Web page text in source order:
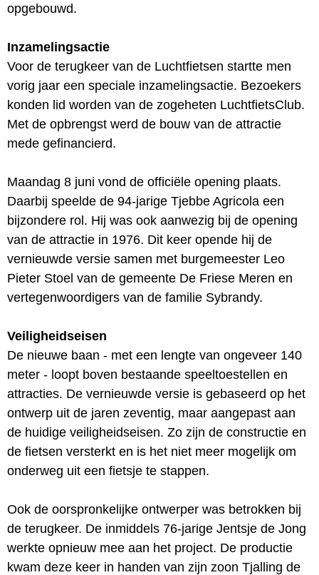
opgebouwd.
Inzamelingsactie
Voor de terugkeer van de Luchtfietsen startte men
vorig jaar een speciale inzamelingsactie. Bezoekers
konden lid worden van de zogeheten LuchtfietsClub.
Met de opbrengst werd de bouw van de attractie
mede gefinancierd.
Maandag 8 juni vond de officiële opening plaats.
Daarbij speelde de 94-jarige Tjebbe Agricola een
bijzondere rol. Hij was ook aanwezig bij de opening
van de attractie in 1976. Dit keer opende hij de
vernieuwde versie samen met burgemeester Leo
Pieter Stoel van de gemeente De Friese Meren en
vertegenwoordigers van de familie Sybrandy.
Veiligheidseisen
De nieuwe baan - met een lengte van ongeveer 140
meter - loopt boven bestaande speeltoestellen en
attracties. De vernieuwde versie is gebaseerd op het
ontwerp uit de jaren zeventig, maar aangepast aan
de huidige veiligheidseisen. Zo zijn de constructie en
de fietsen versterkt en is het niet meer mogelijk om
onderweg uit een fietsje te stappen.
Ook de oorspronkelijke ontwerper was betrokken bij
de terugkeer. De inmiddels 76-jarige Jentsje de Jong
werkte opnieuw mee aan het project. De productie
kwam deze keer in handen van zijn zoon Tjalling de